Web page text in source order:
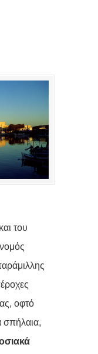
και του
οφτό
σπήλαια,